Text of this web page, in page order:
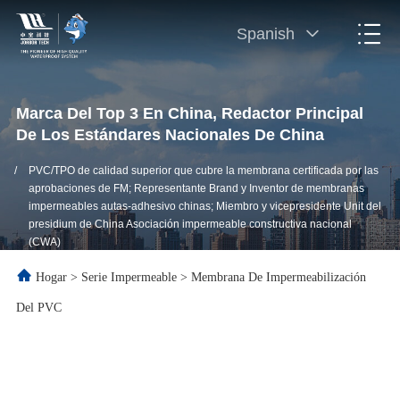
Spanish
Marca Del Top 3 En China, Redactor Principal
De Los Estándares Nacionales De China
/
PVC/TPO de calidad superior que cubre la membrana certificada por las
aprobaciones de FM; Representante Brand y Inventor de membranas
impermeables autas-adhesivo chinas; Miembro y vicepresidente Unit del
presidium de China Asociación impermeable constructiva nacional
(CWA)
Hogar > Serie Impermeable > Membrana De Impermeabilización
Del PVC